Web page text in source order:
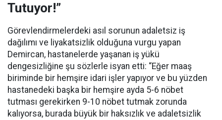
Tutuyor!”
Görevlendirmelerdeki asıl sorunun adaletsiz iş
dağılımı ve liyakatsizlik olduğuna vurgu yapan
Demircan, hastanelerde yaşanan iş yükü
dengesizliğine şu sözlerle isyan etti: “Eğer maaş
biriminde bir hemşire idari işler yapıyor ve bu yüzden
hastanedeki başka bir hemşire ayda 5-6 nöbet
tutması gerekirken 9-10 nöbet tutmak zorunda
kalıyorsa, burada büyük bir haksızlık ve adaletsizlik